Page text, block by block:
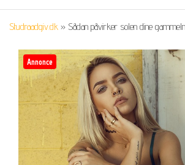
Studraadgiv.dk » Sådan påvirker solen dine
Annonce